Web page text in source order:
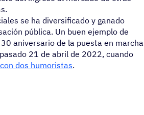
se ha diversificado y ganado
pública. Un buen ejemplo de
aniversario de la puesta en marcha
21 de abril de 2022, cuando
dos humoristas.